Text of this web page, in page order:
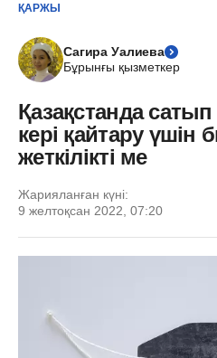
ҚАРЖЫ
Сагира Уалиева
Бұрынғы қызметкер
Қазақстанда сатып
кері қайтару үшін
жеткілікті ме
Жарияланған күні:
9 желтоқсан 2022, 07:20